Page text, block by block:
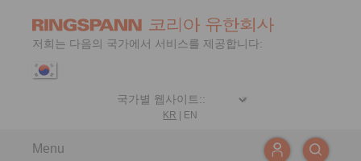
저희는 다음의 국가에서 서비스를 제공합니다:
KR EN
Menu